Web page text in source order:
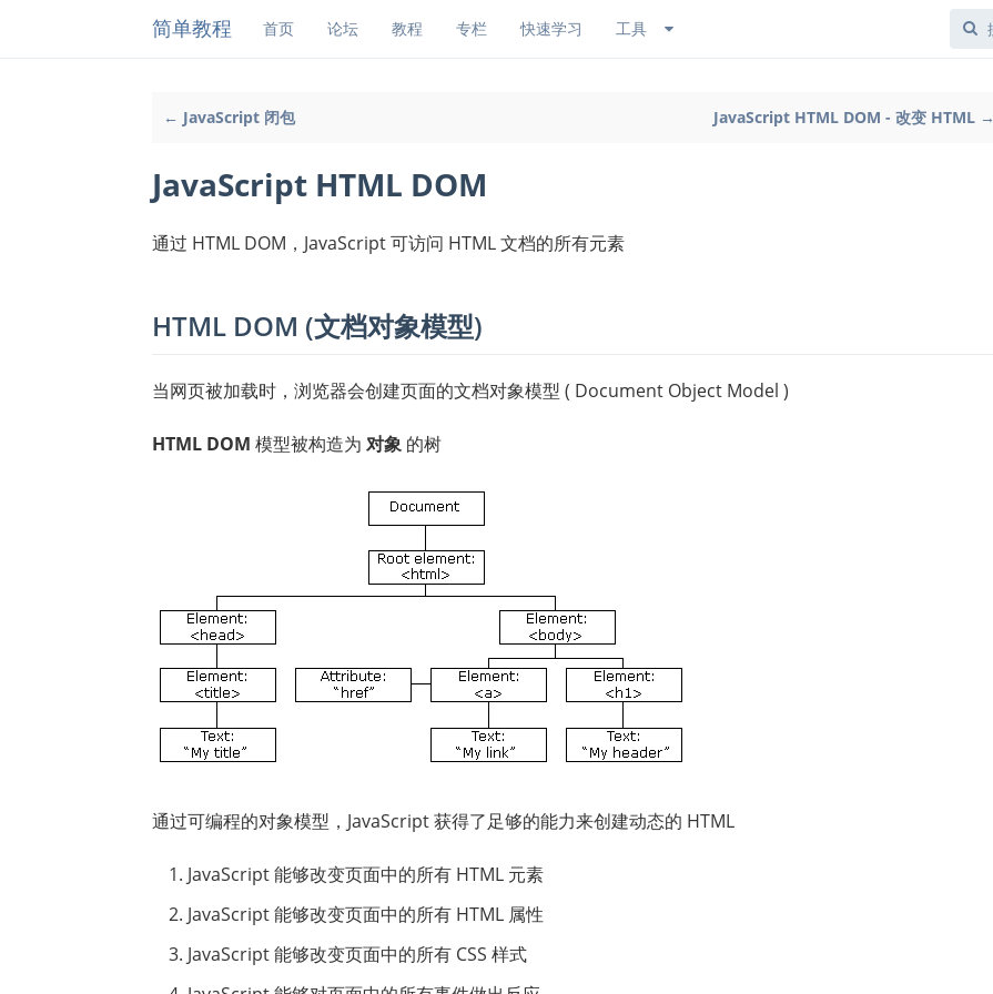
简单教程 首页 论坛 教程 专栏 快速学习 工具
← JavaScript 闭包 JavaScript HTML DOM - 改变 HTML →
JavaScript HTML DOM
通过 HTML DOM，JavaScript 可访问 HTML 文档的所有元素
HTML DOM (文档对象模型)
当网页被加载时，浏览器会创建页面的文档对象模型 ( Document Object Model )
HTML DOM 模型被构造为 对象 的树
通过可编程的对象模型，JavaScript 获得了足够的能力来创建动态的 HTML
JavaScript 能够改变页面中的所有 HTML 元素
JavaScript 能够改变页面中的所有 HTML 属性
JavaScript 能够改变页面中的所有 CSS 样式